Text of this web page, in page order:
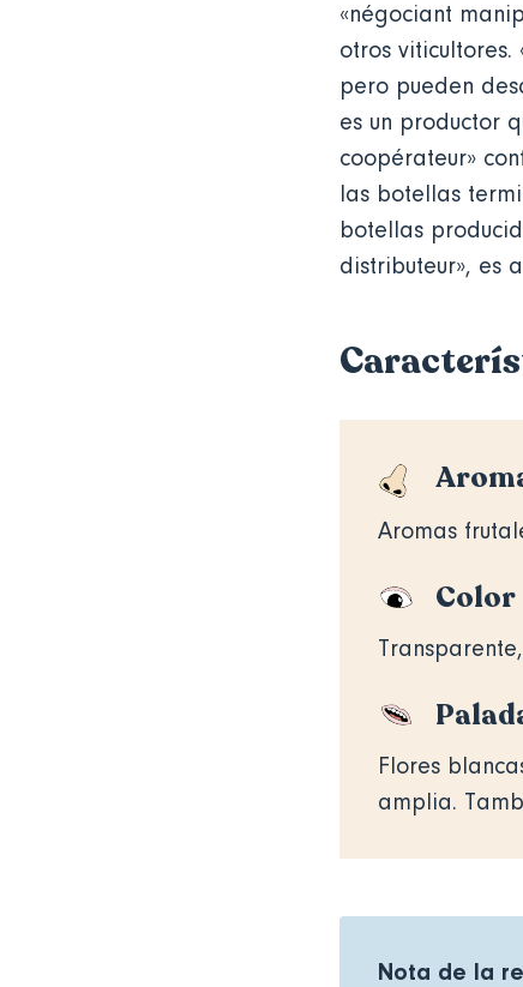
«négociant
otros
pero pueden
es un productor
coopérateur»
las botellas
botellas
distributeur», es
Aromas
Color
Flores
amplia.
Nota de la